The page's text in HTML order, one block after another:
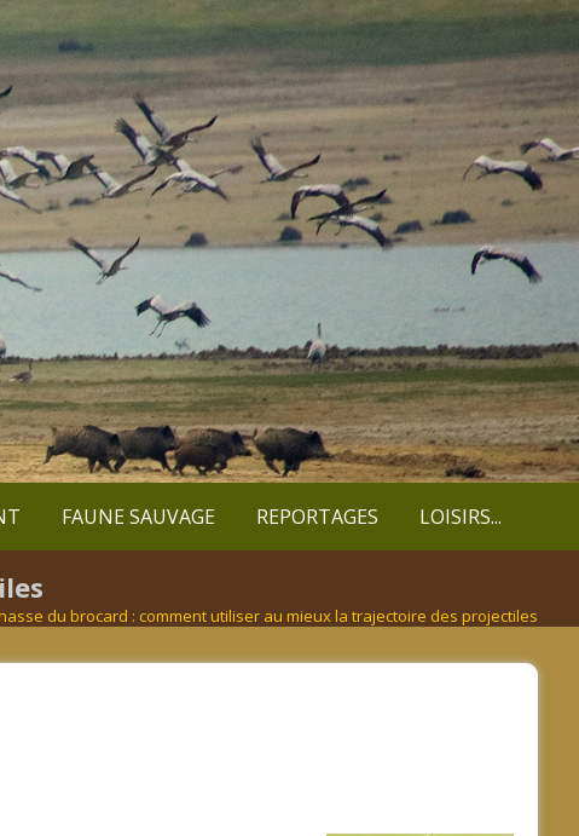
FAUNE SAUVAGE REPORTAGES LOISIRS...
du brocard : comment utiliser au mieux la trajectoire des projectiles